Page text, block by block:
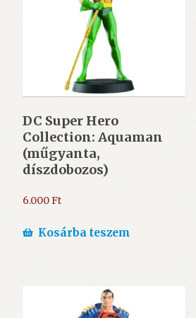
DC Super Hero
Collection: Aquaman
(műgyanta,
díszdobozos)
6.000Ft
Kosárba teszem